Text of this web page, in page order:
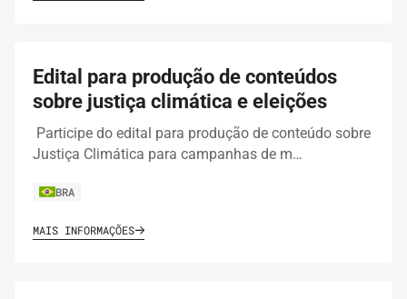
Edital para produção de conteúdos
sobre justiça climática e eleições
Participe do edital para produção de conteúdo sobre
Justiça Climática para campanhas de m…
BRA
MAIS INFORMAÇÕES